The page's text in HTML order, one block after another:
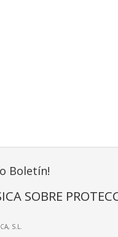
Boletín!
SOBRE
S.L.